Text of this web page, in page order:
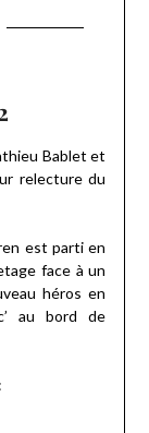
Bablet et
relecture du
est parti en
face à un
héros en
au bord de